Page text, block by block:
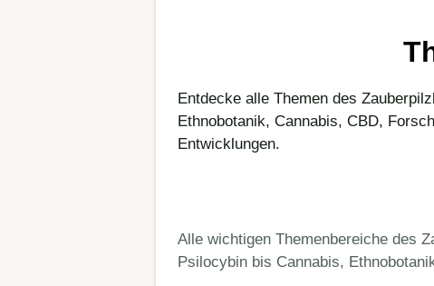
Entdecke alle Themen des
Ethnobotanik, Cannabis, CBD,
Entwicklungen.
Alle wichtigen Themenbereiche des
Psilocybin bis Cannabis,